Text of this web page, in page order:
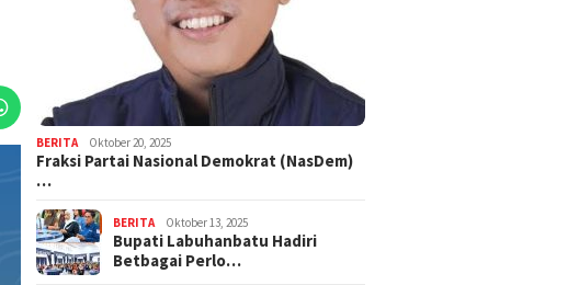
BERITA Oktober 20, 2025
Fraksi Partai Nasional Demokrat (NasDem)
…
BERITA Oktober 13, 2025
Bupati Labuhanbatu Hadiri
Betbagai Perlo…